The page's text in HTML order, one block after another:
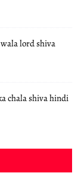
lord shiva
chala shiva hindi